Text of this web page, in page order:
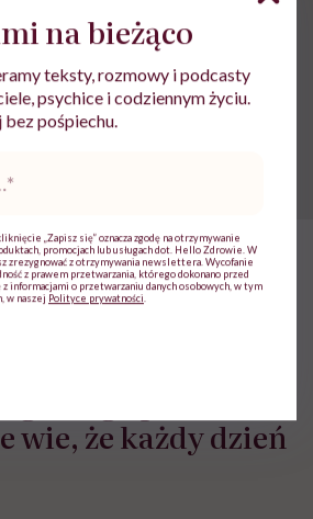
w serwisie mają wyłącznie
i nie stanowią porady
że w przypadku
zdrowiem należy bezwzględnie
się z lekarzem.
› Objawy › „Patrzyłam na chorego
na chorego tatę i
że mnie czeka to
wie, że każdy dzień
na bieżąco
teksty, rozmowy i podcasty
psychice i codziennym życiu.
bez pośpiechu.
„Zapisz się” oznacza zgodę na otrzymywanie
promocjach lub usługach dot. Hello Zdrowie. W
zrezygnować z otrzymywania newslettera. Wycofanie
z prawem przetwarzania, którego dokonano przed
informacjami o przetwarzaniu danych osobowych, w tym
w naszej Polityce prywatności